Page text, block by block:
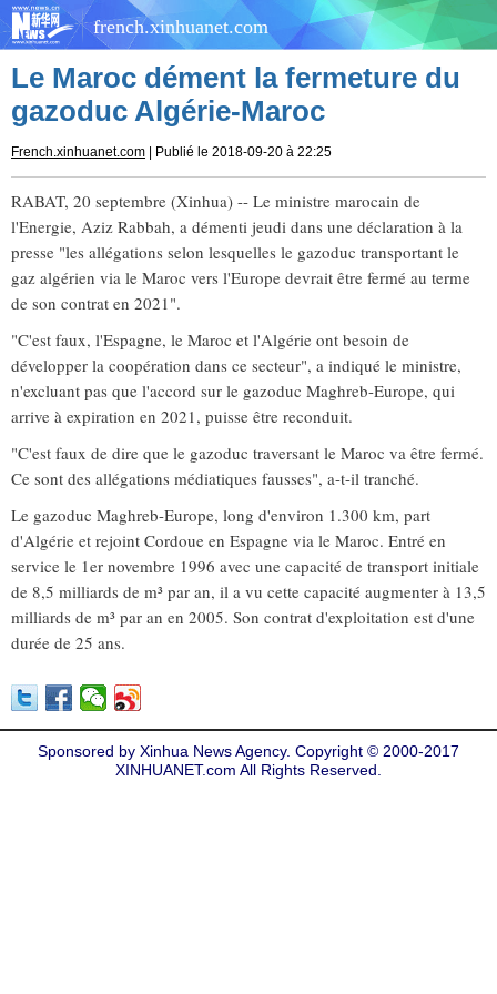
french.xinhuanet.com
Le Maroc dément la fermeture du
gazoduc Algérie-Maroc
French.xinhuanet.com | Publié le 2018-09-20 à 22:25
RABAT, 20 septembre (Xinhua) -- Le ministre marocain de
l'Energie, Aziz Rabbah, a démenti jeudi dans une déclaration à la
presse "les allégations selon lesquelles le gazoduc transportant le
gaz algérien via le Maroc vers l'Europe devrait être fermé au terme
de son contrat en 2021".
"C'est faux, l'Espagne, le Maroc et l'Algérie ont besoin de
développer la coopération dans ce secteur", a indiqué le ministre,
n'excluant pas que l'accord sur le gazoduc Maghreb-Europe, qui
arrive à expiration en 2021, puisse être reconduit.
"C'est faux de dire que le gazoduc traversant le Maroc va être fermé.
Ce sont des allégations médiatiques fausses", a-t-il tranché.
Le gazoduc Maghreb-Europe, long d'environ 1.300 km, part
d'Algérie et rejoint Cordoue en Espagne via le Maroc. Entré en
service le 1er novembre 1996 avec une capacité de transport initiale
de 8,5 milliards de m³ par an, il a vu cette capacité augmenter à 13,5
milliards de m³ par an en 2005. Son contrat d'exploitation est d'une
durée de 25 ans.
Sponsored by Xinhua News Agency. Copyright © 2000-2017
XINHUANET.com All Rights Reserved.